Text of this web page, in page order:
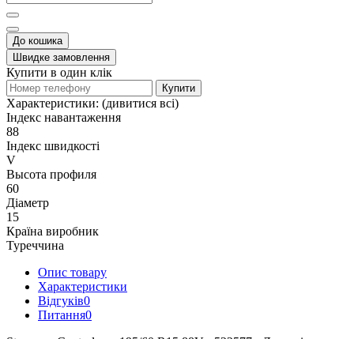
До кошика
Швидке замовлення
Купити в один клік
Купити
Характеристики: (дивитися всі)
Індекс навантаження
88
Індекс швидкості
V
Высота профиля
60
Діаметр
15
Країна виробник
Туреччина
Опис товару
Характеристики
Відгуків0
Питання0